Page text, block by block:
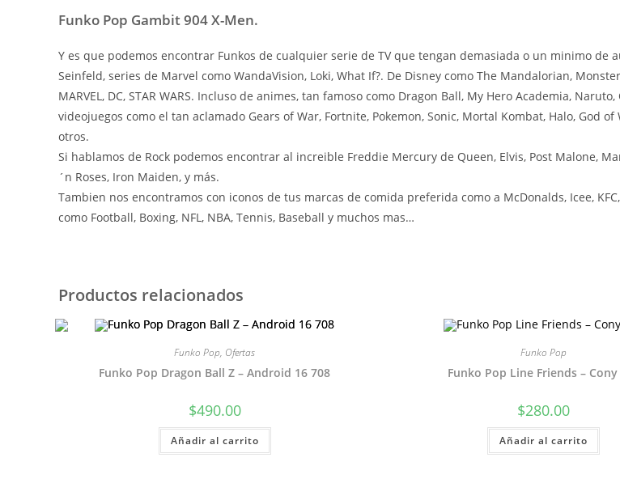
Funko Pop Gambit 904 X-Men.
Y es que podemos encontrar Funkos de cualquier serie de TV que tengan demasiada o un minimo de
Seinfeld, series de Marvel como WandaVision, Loki, What If?. De Disney como The Mandalorian,
MARVEL, DC, STAR WARS. Incluso de animes, tan famoso como Dragon Ball, My Hero Academia,
videojuegos como el tan aclamado Gears of War, Fortnite, Pokemon, Sonic, Mortal Kombat, Halo, God
otros.
Si hablamos de Rock podemos encontrar al increible Freddie Mercury de Queen, Elvis, Post Malone,
´n Roses, Iron Maiden, y más.
Tambien nos encontramos con iconos de tus marcas de comida preferida como a McDonalds, Icee,
como Football, Boxing, NFL, NBA, Tennis, Baseball y muchos mas…
Productos relacionados
Funko Pop, Ofertas
Funko Pop Dragon Ball Z – Android 16 708
$490.00
Añadir al carrito
Funko Pop
Funko Pop Line Friends – Cony
$280.00
Añadir al carrito